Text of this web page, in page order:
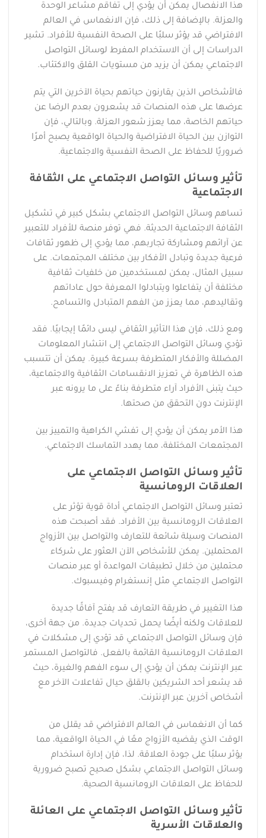
هذا الانفصال يمكن أن يؤدي إلى تفاقم مشاعر الوحدة
والعزلة. بالإضافة إلى ذلك، فإن الانغماس في العالم
الافتراضي قد يؤثر سلبًا على الصحة النفسية للأفراد. تشير
الدراسات إلى أن الاستخدام المفرط لوسائل التواصل
الاجتماعي يمكن أن يزيد من مستويات القلق والاكتئاب.
فالأشخاص الذين يقارنون حياتهم بحياة الآخرين التي يتم
عرضها على هذه المنصات قد يشعرون بعدم الرضا عن
حياتهم الخاصة، مما يعزز شعور العزلة. وبالتالي، فإن
التوازن بين الحياة الافتراضية والحياة الواقعية يصبح أمرًا
ضروريًا للحفاظ على الصحة النفسية والاجتماعية.
تأثير وسائل التواصل الاجتماعي على الثقافة
الاجتماعية
تساهم وسائل التواصل الاجتماعي بشكل كبير في تشكيل
الثقافة الاجتماعية الحديثة. فهي توفر منصة للأفراد للتعبير
عن آرائهم ومشاركة تجاربهم، مما يؤدي إلى ظهور ثقافات
فرعية جديدة وتبادل الأفكار بين مختلف المجتمعات. على
سبيل المثال، يمكن لمستخدمين من خلفيات ثقافية
مختلفة أن يتفاعلوا ويتبادلوا المعرفة حول عاداتهم
وتقاليدهم، مما يعزز من الفهم المتبادل والتسامح.
ومع ذلك، فإن هذا التأثير الثقافي ليس دائمًا إيجابيًا. فقد
تؤدي وسائل التواصل الاجتماعي إلى انتشار المعلومات
المضللة والأفكار المتطرفة بسرعة كبيرة. يمكن أن تتسبب
هذه الظاهرة في تعزيز الانقسامات الثقافية والاجتماعية،
حيث يتبنى الأفراد آراء متطرفة بناءً على ما يرونه عبر
الإنترنت دون التحقق من صحتها.
هذا الأمر يمكن أن يؤدي إلى تفشي الكراهية والتمييز بين
المجتمعات المختلفة، مما يهدد التماسك الاجتماعي.
تأثير وسائل التواصل الاجتماعي على
العلاقات الرومانسية
تعتبر وسائل التواصل الاجتماعي أداة قوية تؤثر على
العلاقات الرومانسية بين الأفراد. فقد أصبحت هذه
المنصات وسيلة شائعة للتعارف والتواصل بين الأزواج
المحتملين. يمكن للأشخاص الآن العثور على شركاء
محتملين من خلال تطبيقات المواعدة أو عبر منصات
التواصل الاجتماعي مثل إنستغرام وفيسبوك.
هذا التغيير في طريقة التعارف قد يفتح آفاقًا جديدة
للعلاقات ولكنه أيضًا يحمل تحديات جديدة. من جهة أخرى،
فإن وسائل التواصل الاجتماعي قد تؤدي إلى مشكلات في
العلاقات الرومانسية القائمة بالفعل. فالتواصل المستمر
عبر الإنترنت يمكن أن يؤدي إلى سوء الفهم والغيرة، حيث
قد يشعر أحد الشريكين بالقلق حيال تفاعلات الآخر مع
أشخاص آخرين عبر الإنترنت.
كما أن الانغماس في العالم الافتراضي قد يقلل من
الوقت الذي يقضيه الأزواج معًا في الحياة الواقعية، مما
يؤثر سلبًا على جودة العلاقة. لذا، فإن إدارة استخدام
وسائل التواصل الاجتماعي بشكل صحيح تصبح ضرورية
للحفاظ على العلاقات الرومانسية الصحية.
تأثير وسائل التواصل الاجتماعي على العائلة
والعلاقات الأسرية